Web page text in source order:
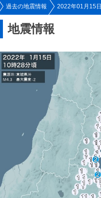
過去の地震情報 2022年01月15日
地震情報